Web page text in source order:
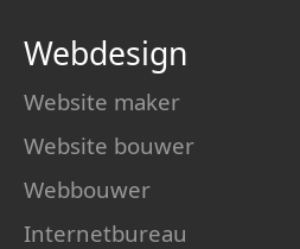
Webdesign
Website maker
Website bouwer
Webbouwer
Internetbureau